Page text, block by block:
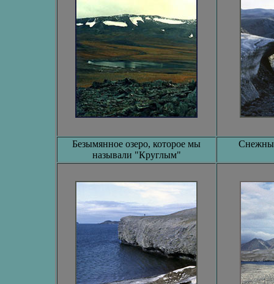
Безымянное озеро, которое мы
называли "Круглым"